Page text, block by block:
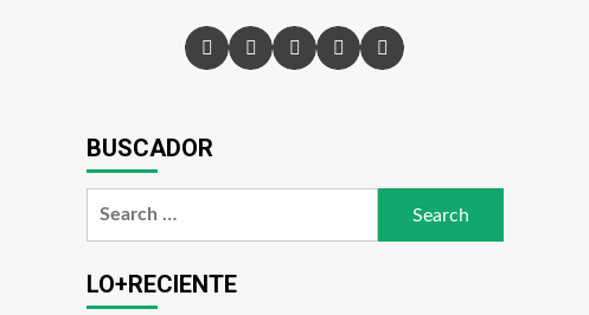
BUSCADOR
LO+RECIENTE